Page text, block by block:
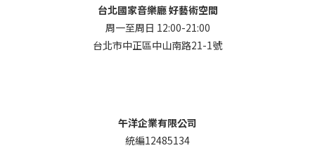
台北國家音樂廳 好藝術空間
周一至周日 12:00-21:00
台北市中正區中山南路21-1號
午洋企業有限公司
統編12485134